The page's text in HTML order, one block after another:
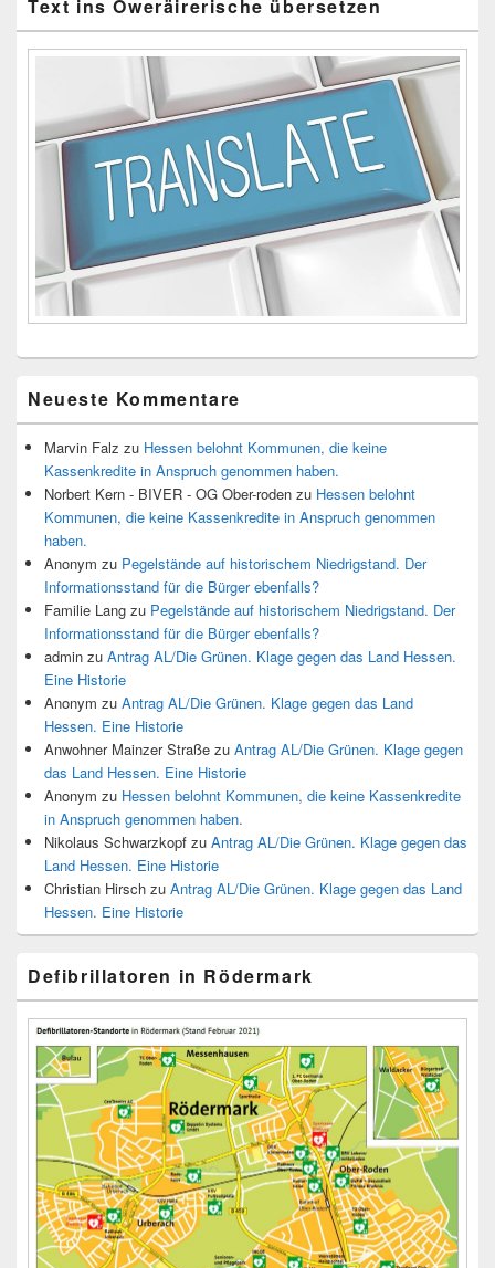
Text ins Oweräirerische übersetzen
Neueste Kommentare
Marvin Falz zu Hessen belohnt Kommunen, die keine
Kassenkredite in Anspruch genommen haben.
Norbert Kern - BIVER - OG Ober-roden zu Hessen belohnt
Kommunen, die keine Kassenkredite in Anspruch genommen
haben.
Anonym zu Pegelstände auf historischem Niedrigstand. Der
Informationsstand für die Bürger ebenfalls?
Familie Lang zu Pegelstände auf historischem Niedrigstand. Der
Informationsstand für die Bürger ebenfalls?
admin zu Antrag AL/Die Grünen. Klage gegen das Land Hessen.
Eine Historie
Anonym zu Antrag AL/Die Grünen. Klage gegen das Land
Hessen. Eine Historie
Anwohner Mainzer Straße zu Antrag AL/Die Grünen. Klage gegen
das Land Hessen. Eine Historie
Anonym zu Hessen belohnt Kommunen, die keine Kassenkredite
in Anspruch genommen haben.
Nikolaus Schwarzkopf zu Antrag AL/Die Grünen. Klage gegen das
Land Hessen. Eine Historie
Christian Hirsch zu Antrag AL/Die Grünen. Klage gegen das Land
Hessen. Eine Historie
Defibrillatoren in Rödermark